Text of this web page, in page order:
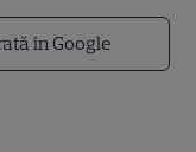
în Google